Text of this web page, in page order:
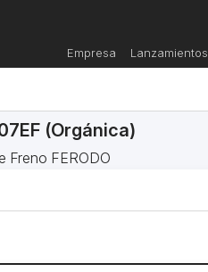
Empresa Lanzamientos
(Orgánica)
Freno FERODO